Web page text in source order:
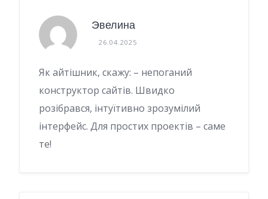
Эвелина
26.04.2025
Як айтішник, скажу: – непоганий
конструктор сайтів. Швидко
розібрався, інтуїтивно зрозумілий
інтерфейс. Для простих проектів – саме
те!